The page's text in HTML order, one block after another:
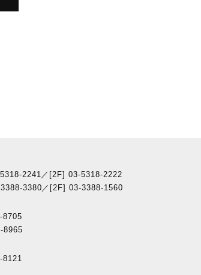
2241／[2F] 03-5318-2222
3380／[2F] 03-3388-1560